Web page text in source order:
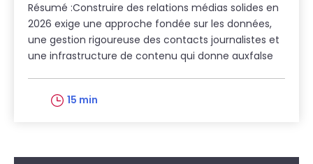
Résumé :Construire des relations médias solides en
2026 exige une approche fondée sur les données,
une gestion rigoureuse des contacts journalistes et
une infrastructure de contenu qui donne auxfalse
15 min